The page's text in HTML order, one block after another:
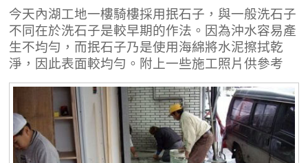
今天內湖工地一樓騎樓採用抿石子，與一般洗石子
不同在於洗石子是較早期的作法。因為沖水容易產
生不均勻，而抿石子乃是使用海綿將水泥擦拭乾
淨，因此表面較均勻。附上一些施工照片供參考